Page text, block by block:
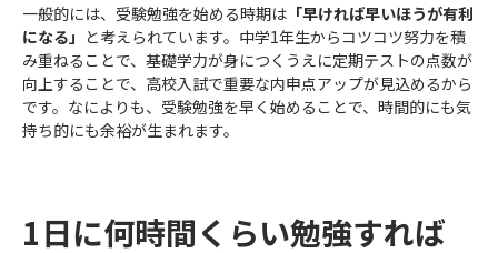
一般的には、受験勉強を始める時期は 「早ければ早いほうが有利
になる」 と考えられています。中学1年生からコツコツ努力を積
み重ねることで、基礎学力が身につくうえに定期テストの点数が
向上することで、高校入試で重要な内申点アップが見込めるから
です。なによりも、受験勉強を早く始めることで、時間的にも気
持ち的にも余裕が生まれます。
1日に何時間くらい勉強すれば